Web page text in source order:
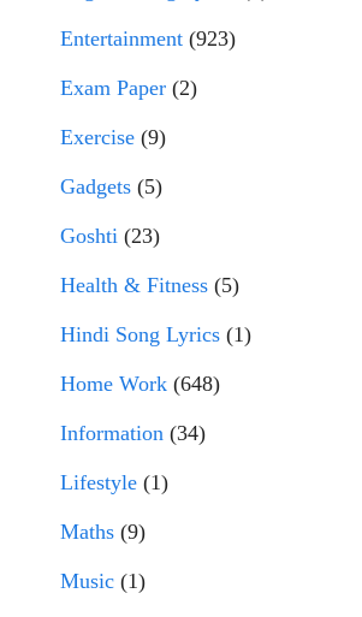
Entertainment (923)
Exam Paper (2)
Exercise (9)
Gadgets (5)
Goshti (23)
Health & Fitness (5)
Hindi Song Lyrics (1)
Home Work (648)
Information (34)
Lifestyle (1)
Maths (9)
Music (1)